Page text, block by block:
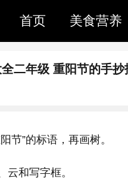
首页 美食营养
二年级 重阳节的手抄
节”的标语，再画树。
云和写字框。